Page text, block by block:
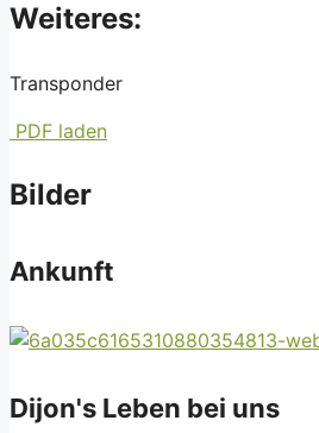
Weiteres:
Transponder
PDF laden
Bilder
Ankunft
Dijon's Leben bei uns